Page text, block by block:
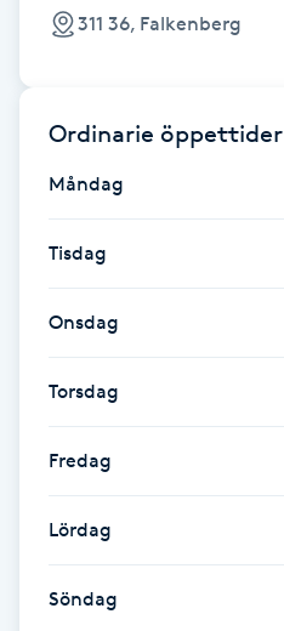
Frekvensterapi
Friskvård
Friskvårdsmassage
Frisör
Funktionsanalys
Färgning
Föning
Gel naglar
311 36, Falkenberg
Ordinarie öppettider
Måndag
Tisdag
Onsdag
Torsdag
Fredag
Lördag
Söndag